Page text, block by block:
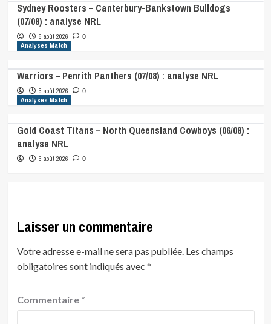
Sydney Roosters – Canterbury-Bankstown Bulldogs
(07/08) : analyse NRL
6 août 2026 0
Analyses Match
Warriors – Penrith Panthers (07/08) : analyse NRL
5 août 2026 0
Analyses Match
Gold Coast Titans – North Queensland Cowboys (06/08) :
analyse NRL
5 août 2026 0
Laisser un commentaire
Votre adresse e-mail ne sera pas publiée. Les champs
obligatoires sont indiqués avec *
Commentaire *